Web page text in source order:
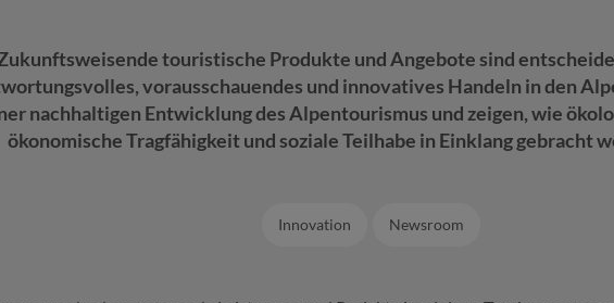
touristische Produkte und Angebote sind
vorausschauendes und innovatives Handeln in den
nachhaltigen Entwicklung des Alpentourismus und zeigen, wie
ökonomische Tragfähigkeit und soziale Teilhabe in Einklang gebracht
Innovation Newsroom